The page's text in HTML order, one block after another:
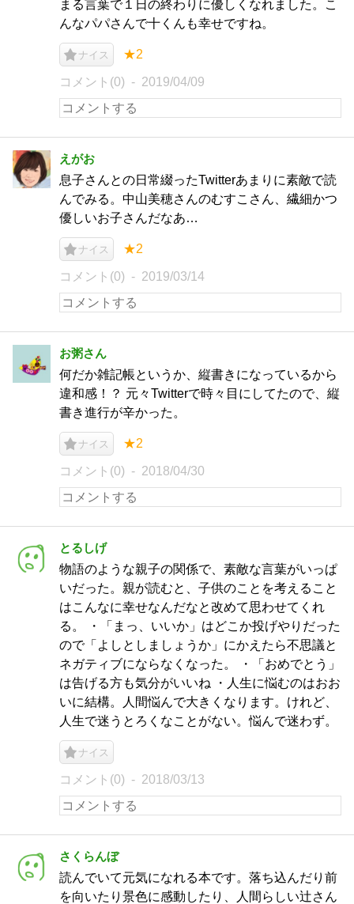
まる言葉で１日の終わりに優しくなれました。こ
んなパパさんで十くんも幸せですね。
ナイス ★2
コメント(0) 2019/04/09
えがお
息子さんとの日常綴ったTwitterあまりに素敵で読
んでみる。中山美穂さんのむすこさん、繊細かつ
優しいお子さんだなあ…
ナイス ★2
コメント(0) 2019/03/14
お粥さん
何だか雑記帳というか、縦書きになっているから
違和感！？ 元々Twitterで時々目にしてたので、縦
書き進行が辛かった。
ナイス ★2
コメント(0) 2018/04/30
とるしげ
物語のような親子の関係で、素敵な言葉がいっぱ
いだった。親が読むと、子供のことを考えること
はこんなに幸せなんだなと改めて思わせてくれ
る。 ・「まっ、いいか」はどこか投げやりだった
ので「よしとしましょうか」にかえたら不思議と
ネガティブにならなくなった。 ・「おめでとう」
は告げる方も気分がいいね ・人生に悩むのはおお
いに結構。人間悩んで大きくなります。けれど、
人生で迷うとろくなことがない。悩んで迷わず。
ナイス
コメント(0) 2018/03/13
さくらんぼ
読んでいて元気になれる本です。落ち込んだり前
を向いたり景色に感動したり、人間らしい辻さん